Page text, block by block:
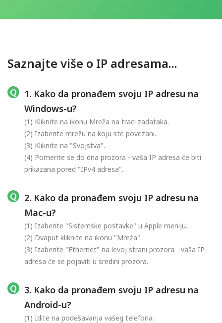
Saznajte više o IP adresama...
1. Kako da pronađem svoju IP adresu na
Windows-u?
(1) Kliknite na ikonu Mreža na traci zadataka.
(2) Izaberite mrežu na koju ste povezani.
(3) Kliknite na "Svojstva".
(4) Pomerite se do dna prozora - vaša IP adresa će biti
prikazana pored "IPv4 adresa".
2. Kako da pronađem svoju IP adresu na
Mac-u?
(1) Izaberite "Sistemske postavke" u Apple meniju.
(2) Dvaput kliknite na ikonu "Mreža".
(3) Izaberite "Ethernet" na levoj strani prozora - vaša IP
adresa će se pojaviti u sredini prozora.
3. Kako da pronađem svoju IP adresu na
Android-u?
(1) Idite na podešavanja vašeg telefona.